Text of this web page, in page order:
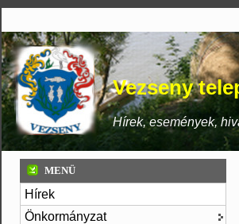
Vezseny
Hírek, események,
MENÜ
Hírek
Önkormányzat